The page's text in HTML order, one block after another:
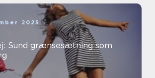
2025
Sund grænsesætning som